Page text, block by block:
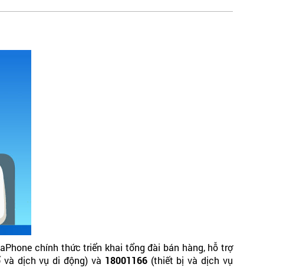
chính thức triển khai tổng đài bán hàng, hỗ trợ
và dịch vụ di động) và 18001166(thiết bị và dịch vụ